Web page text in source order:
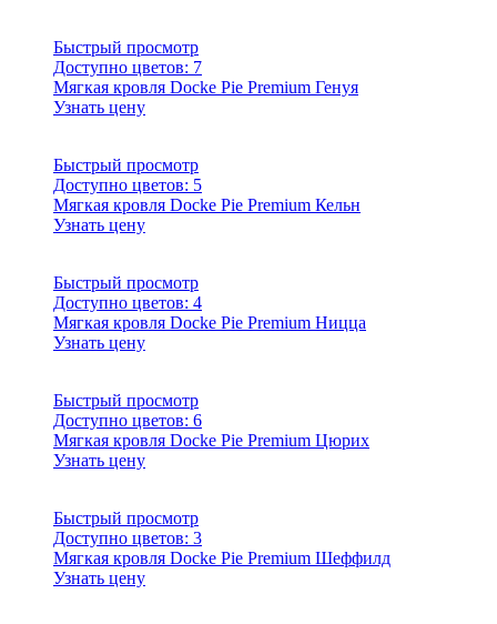
Быстрый просмотр
Доступно цветов: 7
Мягкая кровля Docke Pie Premium Генуя
Узнать цену
Быстрый просмотр
Доступно цветов: 5
Мягкая кровля Docke Pie Premium Кельн
Узнать цену
Быстрый просмотр
Доступно цветов: 4
Мягкая кровля Docke Pie Premium Ницца
Узнать цену
Быстрый просмотр
Доступно цветов: 6
Мягкая кровля Docke Pie Premium Цюрих
Узнать цену
Быстрый просмотр
Доступно цветов: 3
Мягкая кровля Docke Pie Premium Шеффилд
Узнать цену